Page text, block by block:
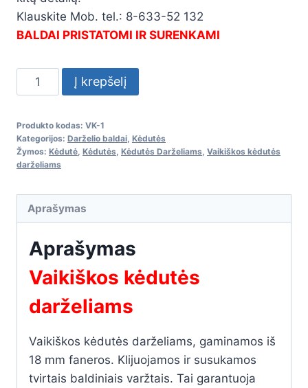
Klauskite Mob. tel.: 8-633-52 132
BALDAI PRISTATOMI IR SURENKAMI
produkto
kiekis:
kėdutės
darželiams
Į krepšelį
Produkto kodas: VK-1
Kategorijos: Darželio baldai Kėdutės
Žymos: Kėdutė Kėdutės Kėdutės Darželiams Vaikiškos kėdutės
darželiams
Aprašymas
Aprašymas
Vaikiškos kėdutės
darželiams
Vaikiškos kėdutės darželiams, gaminamos iš
18 mm faneros. Klijuojamos ir susukamos
tvirtais baldiniais varžtais. Tai garantuoja